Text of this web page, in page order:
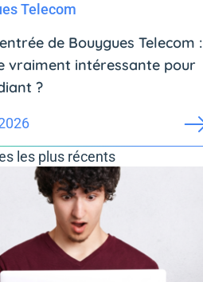
Telecom
de Bouygues Telecom :
vraiment intéressante pour
?
les plus récents